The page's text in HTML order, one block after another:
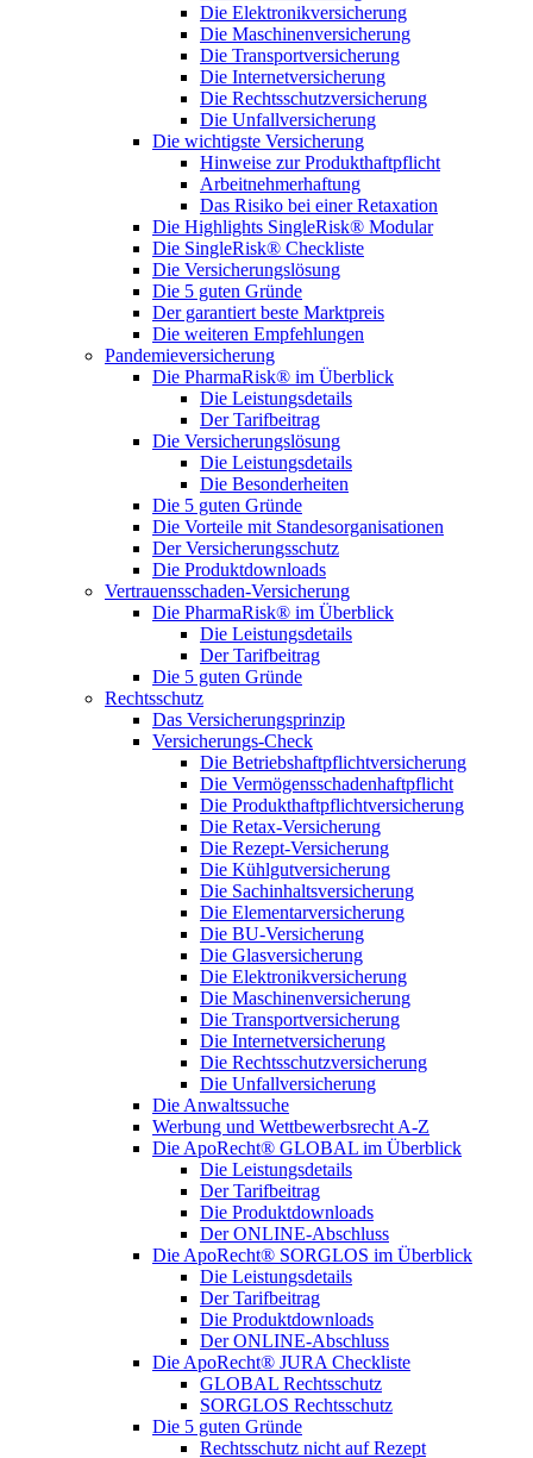
Die Elektronikversicherung
Die Maschinenversicherung
Die Transportversicherung
Die Internetversicherung
Die Rechtsschutzversicherung
Die Unfallversicherung
Die wichtigste Versicherung
Hinweise zur Produkthaftpflicht
Arbeitnehmerhaftung
Das Risiko bei einer Retaxation
Die Highlights SingleRisk® Modular
Die SingleRisk® Checkliste
Die Versicherungslösung
Die 5 guten Gründe
Der garantiert beste Marktpreis
Die weiteren Empfehlungen
Pandemieversicherung
Die PharmaRisk® im Überblick
Die Leistungsdetails
Der Tarifbeitrag
Die Versicherungslösung
Die Leistungsdetails
Die Besonderheiten
Die 5 guten Gründe
Die Vorteile mit Standesorganisationen
Der Versicherungsschutz
Die Produktdownloads
Vertrauensschaden-Versicherung
Die PharmaRisk® im Überblick
Die Leistungsdetails
Der Tarifbeitrag
Die 5 guten Gründe
Rechtsschutz
Das Versicherungsprinzip
Versicherungs-Check
Die Betriebshaftpflichtversicherung
Die Vermögensschadenhaftpflicht
Die Produkthaftpflichtversicherung
Die Retax-Versicherung
Die Rezept-Versicherung
Die Kühlgutversicherung
Die Sachinhaltsversicherung
Die Elementarversicherung
Die BU-Versicherung
Die Glasversicherung
Die Elektronikversicherung
Die Maschinenversicherung
Die Transportversicherung
Die Internetversicherung
Die Rechtsschutzversicherung
Die Unfallversicherung
Die Anwaltssuche
Werbung und Wettbewerbsrecht A-Z
Die ApoRecht® GLOBAL im Überblick
Die Leistungsdetails
Der Tarifbeitrag
Die Produktdownloads
Der ONLINE-Abschluss
Die ApoRecht® SORGLOS im Überblick
Die Leistungsdetails
Der Tarifbeitrag
Die Produktdownloads
Der ONLINE-Abschluss
Die ApoRecht® JURA Checkliste
GLOBAL Rechtsschutz
SORGLOS Rechtsschutz
Die 5 guten Gründe
Rechtsschutz nicht auf Rezept